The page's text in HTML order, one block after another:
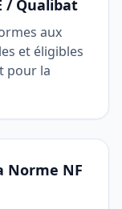
/ Qualibat
aux
et éligibles
pour la
Norme NF